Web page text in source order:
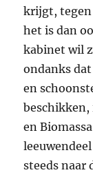
krijgt, tegen
het is dan
kabinet wil
ondanks
en
beschikken,
en
steeds naar